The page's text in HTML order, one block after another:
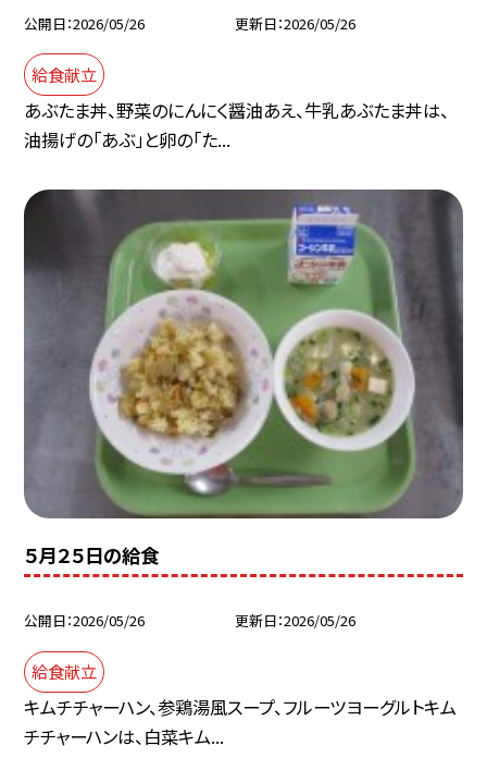
公開日 2026/05/26 更新日 2026/05/26
給食献立
あぶたま丼、野菜のにんにく醤油あえ、牛乳あぶたま丼は、
油揚げの「あぶ」と卵の「た...
５月２５日の給食
公開日 2026/05/26 更新日 2026/05/26
給食献立
キムチチャーハン、参鶏湯風スープ、フルーツヨーグルトキム
チチャーハンは、白菜キム...